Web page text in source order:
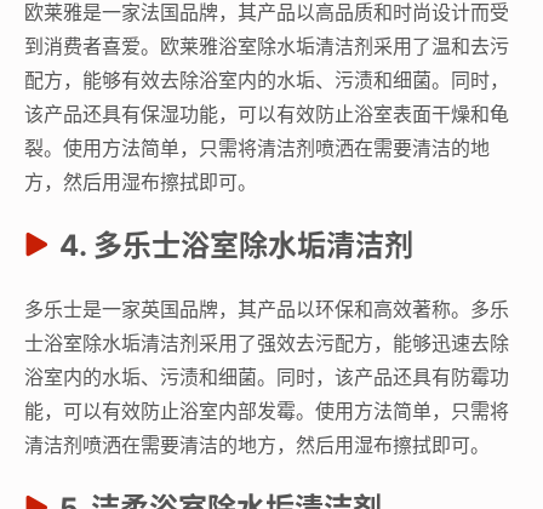
欧莱雅是一家法国品牌，其产品以高品质和时尚设计而受
到消费者喜爱。欧莱雅浴室除水垢清洁剂采用了温和去污
配方，能够有效去除浴室内的水垢、污渍和细菌。同时，
该产品还具有保湿功能，可以有效防止浴室表面干燥和龟
裂。使用方法简单，只需将清洁剂喷洒在需要清洁的地
方，然后用湿布擦拭即可。
4. 多乐士浴室除水垢清洁剂
多乐士是一家英国品牌，其产品以环保和高效著称。多乐
士浴室除水垢清洁剂采用了强效去污配方，能够迅速去除
浴室内的水垢、污渍和细菌。同时，该产品还具有防霉功
能，可以有效防止浴室内部发霉。使用方法简单，只需将
清洁剂喷洒在需要清洁的地方，然后用湿布擦拭即可。